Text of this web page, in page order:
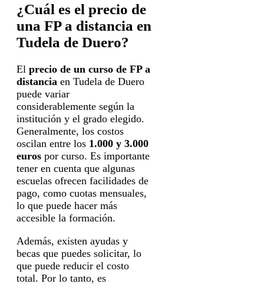
¿Cuál es el precio de
una FP a distancia en
Tudela de Duero?
El precio de un curso de FP a
distancia en Tudela de Duero
puede variar
considerablemente según la
institución y el grado elegido.
Generalmente, los costos
oscilan entre los 1.000 y 3.000
euros por curso. Es importante
tener en cuenta que algunas
escuelas ofrecen facilidades de
pago, como cuotas mensuales,
lo que puede hacer más
accesible la formación.
Además, existen ayudas y
becas que puedes solicitar, lo
que puede reducir el costo
total. Por lo tanto, es